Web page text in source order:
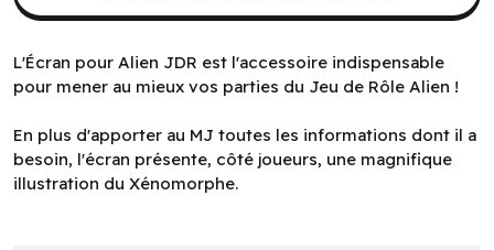
L'Écran pour Alien JDR est l'accessoire indispensable
pour mener au mieux vos parties du Jeu de Rôle Alien !
En plus d'apporter au MJ toutes les informations dont il a
besoin, l'écran présente, côté joueurs, une magnifique
illustration du Xénomorphe.